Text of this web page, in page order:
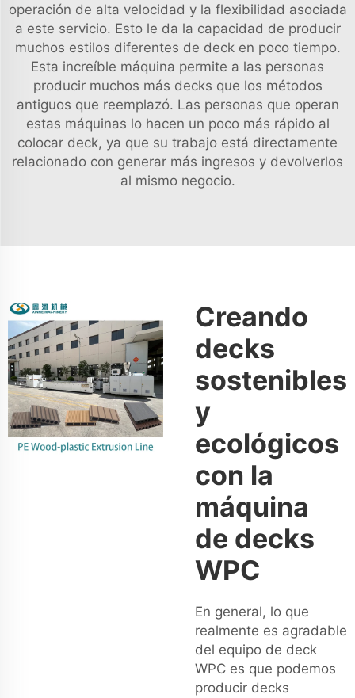
operación de alta velocidad y la flexibilidad asociada
a este servicio. Esto le da la capacidad de producir
muchos estilos diferentes de deck en poco tiempo.
Esta increíble máquina permite a las personas
producir muchos más decks que los métodos
antiguos que reemplazó. Las personas que operan
estas máquinas lo hacen un poco más rápido al
colocar deck, ya que su trabajo está directamente
relacionado con generar más ingresos y devolverlos
al mismo negocio.
Creando
decks
sostenibles
y
ecológicos
con la
máquina
de decks
WPC
En general, lo que
realmente es agradable
del equipo de deck
WPC es que podemos
producir decks